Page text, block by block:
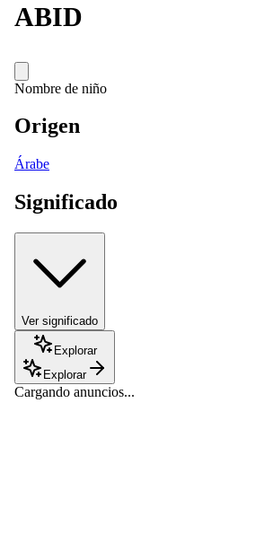
ABID
Nombre de niño
Origen
Árabe
Significado
Ver significado
Explorar
Explorar
Cargando anuncios...